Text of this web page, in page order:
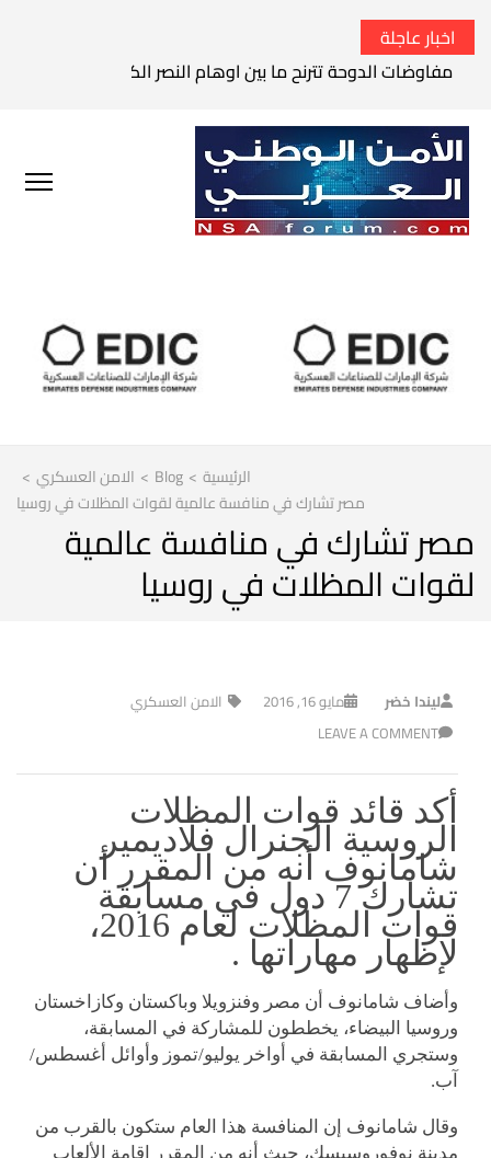
اخبار عاجلة
مفاوضات الدوحة تترنح ما بين اوهام النصر الكامل وواقع
الرئيسية >
Blog
> الامن العسكري >
مصر تشارك في منافسة عالمية لقوات المظلات في روسيا
مصر تشارك في منافسة عالمية
لقوات المظلات في روسيا
ليندا خضر مايو 16, 2016
الامن العسكري
LEAVE A COMMENT
أكد قائد قوات المظلات
الروسية الجنرال فلاديمير
شامانوف أنه من المقرر أن
تشارك 7 دول في مسابقة
قوات المظلات لعام 2016،
لإظهار مهاراتها .
وأضاف شامانوف أن مصر وفنزويلا وباكستان وكازاخستان
وروسيا البيضاء، يخططون للمشاركة في المسابقة،
وستجري المسابقة في أواخر يوليو/تموز وأوائل أغسطس/
آب.
وقال شامانوف إن المنافسة هذا العام ستكون بالقرب من
مدينة نوفوروسيسك، حيث أنه من المقرر إقامة الألعاب